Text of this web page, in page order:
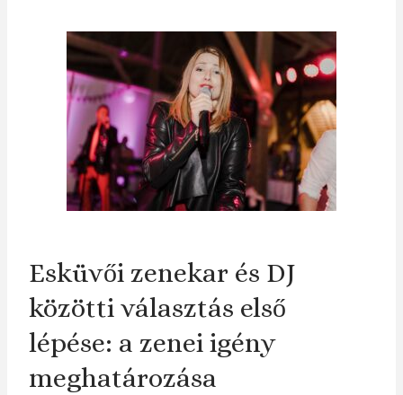
Esküvői zenekar és DJ
közötti választás első
lépése: a zenei igény
meghatározása